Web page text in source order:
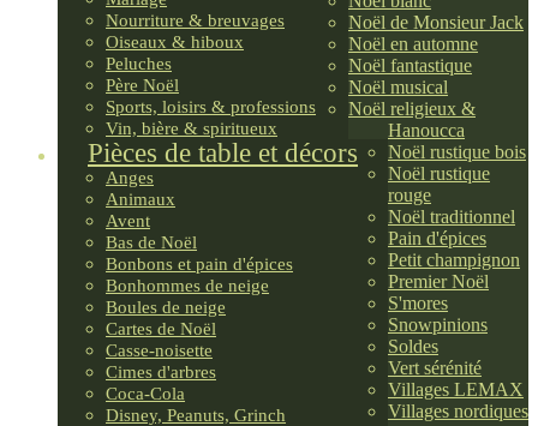
Nourriture & breuvages
Oiseaux & hiboux
Peluches
Père Noël
Sports, loisirs & professions
Vin, bière & spiritueux
Pièces de table et décors
Anges
Animaux
Avent
Bas de Noël
Bonbons et pain d'épices
Bonhommes de neige
Boules de neige
Cartes de Noël
Casse-noisette
Cimes d'arbres
Coca-Cola
Disney, Peanuts, Grinch
Noël de Monsieur Jack
Noël en automne
Noël fantastique
Noël musical
Noël religieux &
Hanoucca
Noël rustique bois
Noël rustique
rouge
Noël traditionnel
Pain d'épices
Petit champignon
Premier Noël
S'mores
Snowpinions
Soldes
Vert sérénité
Villages LEMAX
Villages nordiques